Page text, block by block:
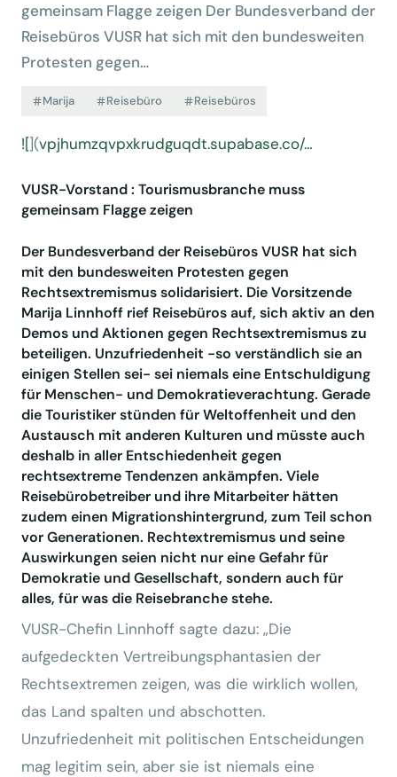
gemeinsam Flagge zeigen Der Bundesverband der
Reisebüros VUSR hat sich mit den bundesweiten
Protesten gegen…
Marija Reisebüro Reisebüros
![](vpjhumzqvpxkrudguqdt.supabase.co/…
VUSR-Vorstand : Tourismusbranche muss
gemeinsam Flagge zeigen
Der Bundesverband der Reisebüros VUSR hat sich
mit den bundesweiten Protesten gegen
Rechtsextremismus solidarisiert. Die Vorsitzende
Marija Linnhoff rief Reisebüros auf, sich aktiv an den
Demos und Aktionen gegen Rechtsextremismus zu
beteiligen. Unzufriedenheit -so verständlich sie an
einigen Stellen sei- sei niemals eine Entschuldigung
für Menschen- und Demokratieverachtung. Gerade
die Touristiker stünden für Weltoffenheit und den
Austausch mit anderen Kulturen und müsste auch
deshalb in aller Entschiedenheit gegen
rechtsextreme Tendenzen ankämpfen. Viele
Reisebürobetreiber und ihre Mitarbeiter hätten
zudem einen Migrationshintergrund, zum Teil schon
vor Generationen. Rechtextremismus und seine
Auswirkungen seien nicht nur eine Gefahr für
Demokratie und Gesellschaft, sondern auch für
alles, für was die Reisebranche stehe.
VUSR-Chefin Linnhoff sagte dazu: „Die
aufgedeckten Vertreibungsphantasien der
Rechtsextremen zeigen, was die wirklich wollen,
das Land spalten und abschotten.
Unzufriedenheit mit politischen Entscheidungen
mag legitim sein, aber sie ist niemals eine